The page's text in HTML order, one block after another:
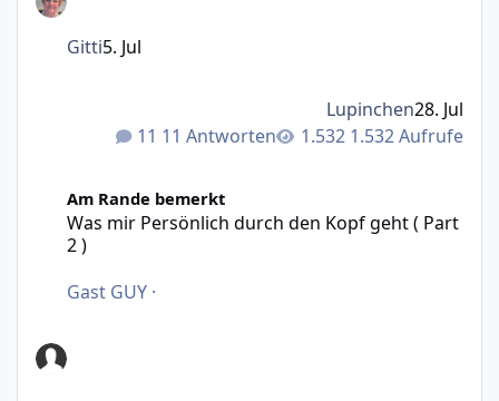
11 Antworten 1.532 Aufrufe
Gitti5. Jul
Lupinchen28. Jul
Am Rande bemerkt
Was mir Persönlich durch den Kopf geht ( Part
2 )
Gast GUY ·